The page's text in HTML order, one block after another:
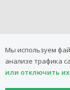
Мы используем
анализе трафика
или отключить их